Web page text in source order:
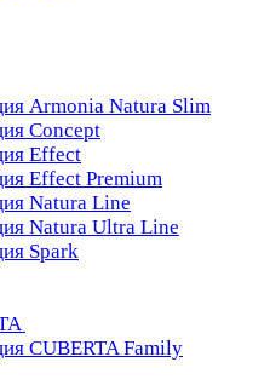
Armonia Natura Slim
Concept
Effect
Effect Premium
Natura Line
Natura Ultra Line
Spark
CUBERTA Family